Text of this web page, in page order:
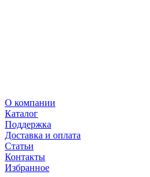
О компании
Каталог
Поддержка
Доставка и оплата
Статьи
Контакты
Избранное